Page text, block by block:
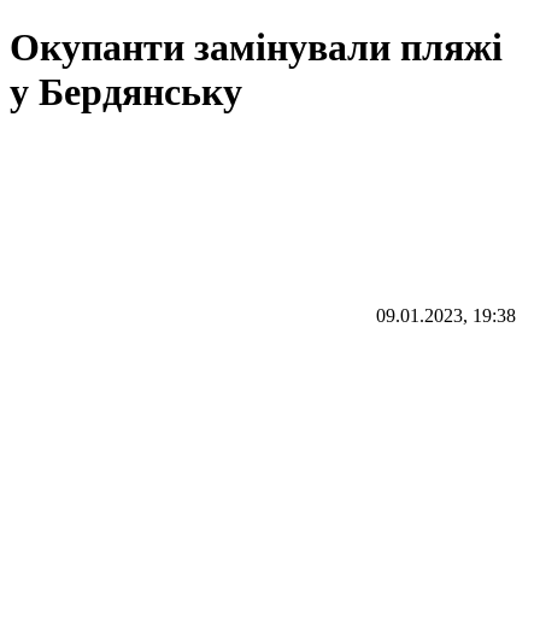
Окупанти замінували пляжі
у Бердянську
09.01.2023, 19:38